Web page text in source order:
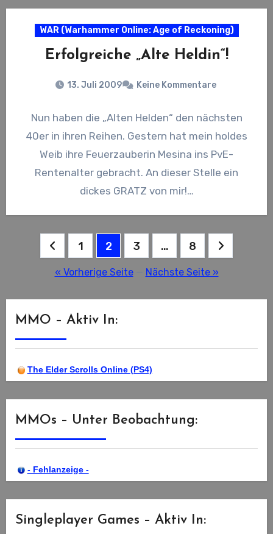
WAR (Warhammer Online: Age of Reckoning)
Erfolgreiche „Alte Heldin“!
13. Juli 2009 Keine Kommentare
Nun haben die „Alten Helden“ den nächsten
40er in ihren Reihen. Gestern hat mein holdes
Weib ihre Feuerzauberin Mesina ins PvE-
Rentenalter gebracht. An dieser Stelle ein
dickes GRATZ von mir!…
Seitennummerierung
Beiträge
1 2 3 … 8
« Vorherige Seite— Nächste Seite »
MMO – Aktiv In:
The Elder Scrolls Online (PS4)
MMOs – Unter Beobachtung:
- Fehlanzeige -
Singleplayer Games – Aktiv In: